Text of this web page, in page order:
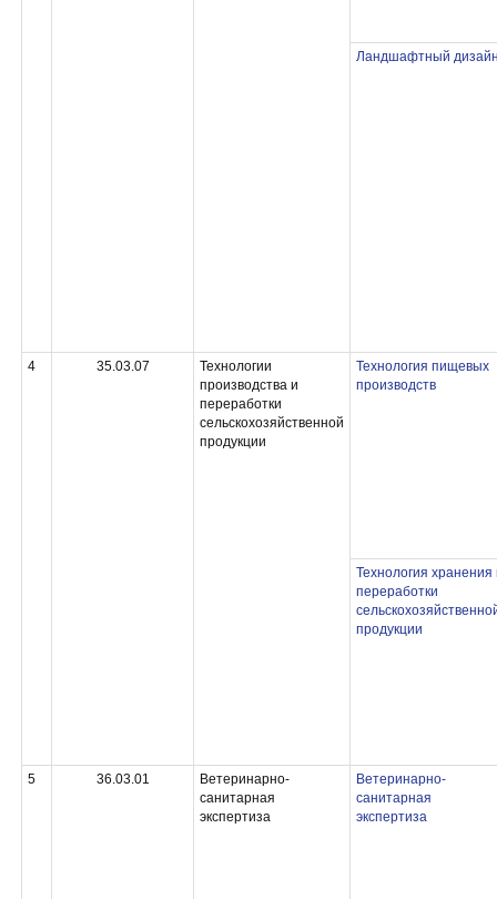
Ландшафтный
4 35.03.07
Технологии
производства и
переработки
сельскохозяйственной
продукции
Технология пищевых
производств
Технология хранения
переработки
продукции
5 36.03.01
Ветеринарно-
санитарная
экспертиза
Ветеринарно-
санитарная
экспертиза